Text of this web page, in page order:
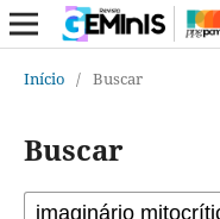
Início / Buscar
Buscar